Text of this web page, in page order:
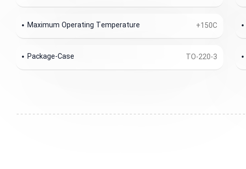
+150C
Maximum Operating Temperature
TO-220-3
Package-Case